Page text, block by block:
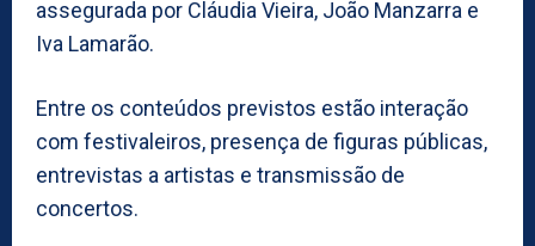
assegurada por Cláudia Vieira, João Manzarra e
Iva Lamarão.
Entre os conteúdos previstos estão interação
com festivaleiros, presença de figuras públicas,
entrevistas a artistas e transmissão de
concertos.